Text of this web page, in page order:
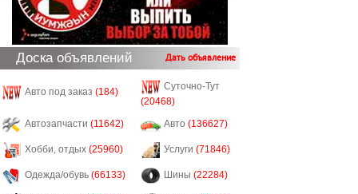
Доска объявлений Дать объявление
Авто под заказ (184)
Суточно-Тут
(20468)
Автозапчасти (11642) Авто (136627)
Хобби, отдых (25960) Услуги (71846)
Одежда/обувь (66133) Шины (22284)